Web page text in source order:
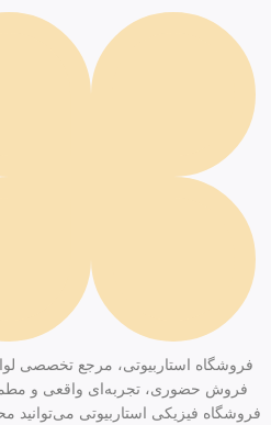
فروشگاه استاربیوتی، مرجع تخصصی
فروش حضوری، تجربه‌ای واقعی و
فروشگاه فیزیکی استاربیوتی